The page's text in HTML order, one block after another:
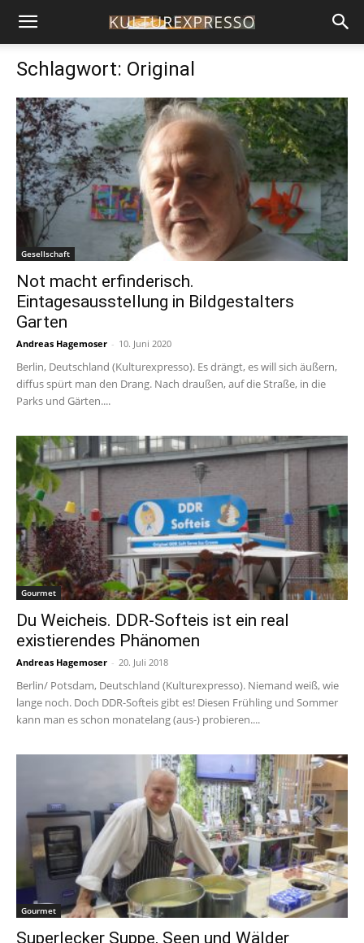
Schlagwort: Original
Gesellschaft
Not macht erfinderisch.
Eintagesausstellung in Bildgestalters
Garten
Andreas Hagemoser - 10. Juni 2020
Berlin, Deutschland (Kulturexpresso). Es drängt, es will sich äußern,
diffus spürt man den Drang. Nach draußen, auf die Straße, in die
Parks und Gärten....
Gourmet
Du Weicheis. DDR-Softeis ist ein real
existierendes Phänomen
Andreas Hagemoser - 20. Juli 2018
Berlin/ Potsdam, Deutschland (Kulturexpresso). Niemand weiß, wie
lange noch. Doch DDR-Softeis gibt es! Diesen Frühling und Sommer
kann man es schon monatelang (aus-) probieren....
Gourmet
Superlecker Suppe, Seen und Wälder